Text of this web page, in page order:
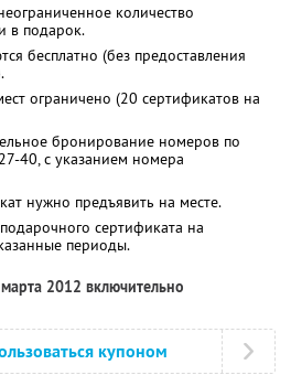
количество
в подарок.
бесплатно (без предоставления
ограничено (20 сертификатов на
бронирование номеров по
40, с указанием номера
нужно предъявить на месте.
сертификата на
периоды.
2012 включительно
купоном